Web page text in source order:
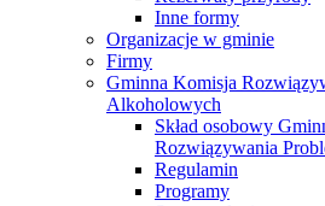
Inne formy
Organizacje w gminie
Firmy
Gminna Komisja
Alkoholowych
Skład osobowy
Rozwiązywania
Regulamin
Programy